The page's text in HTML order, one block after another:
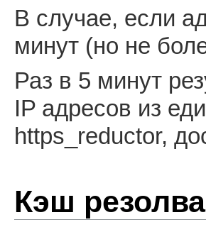
В случае, если
минут (но не
Раз в 5 минут
IP адресов из
https_reductor,
Кэш резолва